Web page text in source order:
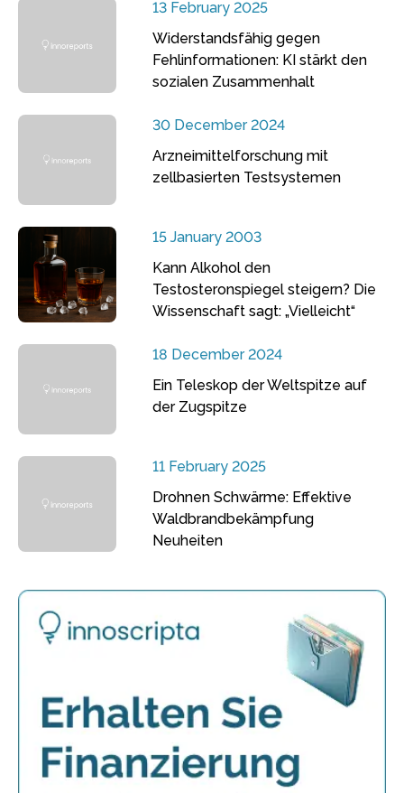
13 February 2025
Widerstandsfähig gegen
Fehlinformationen: KI stärkt den
sozialen Zusammenhalt
30 December 2024
Arzneimittelforschung mit
zellbasierten Testsystemen
15 January 2003
Kann Alkohol den
Testosteronspiegel steigern? Die
Wissenschaft sagt: „Vielleicht“
18 December 2024
Ein Teleskop der Weltspitze auf
der Zugspitze
11 February 2025
Drohnen Schwärme: Effektive
Waldbrandbekämpfung
Neuheiten